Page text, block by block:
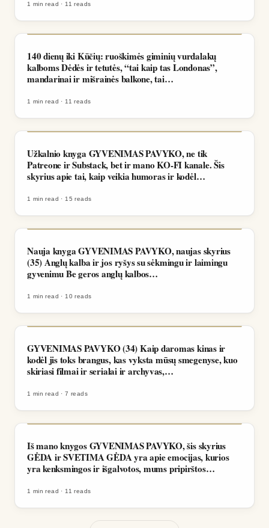
1 min read · 11 reads
140 dienų iki Kūčių: ruoškimės giminių vurdalakų
kalboms Dėdės ir tetutės, “tai kaip tas Londonas”,
mandarinai ir mišrainės balkone, tai…
1 min read · 11 reads
Užkalnio knyga GYVENIMAS PAVYKO, ne tik
Patreone ir Substack, bet ir mano KO-FI kanale. Šis
skyrius apie tai, kaip veikia humoras ir kodėl…
1 min read · 15 reads
Nauja knyga GYVENIMAS PAVYKO, naujas skyrius
(35) Anglų kalba ir jos ryšys su sėkmingu ir laimingu
gyvenimu Be geros anglų kalbos…
1 min read · 10 reads
GYVENIMAS PAVYKO (34) Kaip daromas kinas ir
kodėl jis toks brangus, kas vyksta mūsų smegenyse, kuo
skiriasi filmai ir serialai ir archyvas,…
1 min read ·7 reads
Iš mano knygos GYVENIMAS PAVYKO, šis skyrius
GĖDA ir SVETIMA GĖDA yra apie emocijas, kurios
yra kenksmingos ir išgalvotos, mums pripirštos…
1 min read · 11 reads